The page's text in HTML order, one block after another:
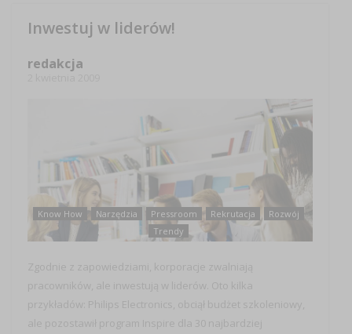
Inwestuj w liderów!
redakcja
Know How Narzędzia Pressroom Rekrutacja
Rozwój
Trendy
Zgodnie z zapowiedziami, korporacje zwalniają
pracowników, ale inwestują w liderów. Oto kilka
przykładów: Philips Electronics, obciął budżet szkoleniowy,
ale pozostawił program Inspire dla 30 najbardziej